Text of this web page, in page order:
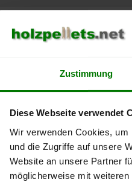
Zustimmung
Diese Webseite verwendet
Wir verwenden Cookies,
und die Zugriffe auf unsere
Website an unsere Partner
möglicherweise mit
gibt es?
Lieferzeit der Pellets?
APP
Sie schon